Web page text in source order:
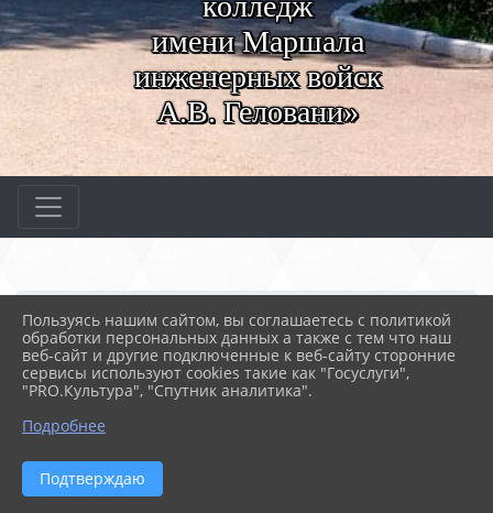
имени Маршала
инженерных войск
А.В. Геловани»
Главная МЕРОПРИЯТИЯ
Новости
Повар на войне - важне...
30.09.2021 16:58
ПОВАР НА ВОЙНЕ - ВАЖНЕЕ ГЕНЕРАЛА!
Пользуясь нашим сайтом, вы соглашаетесь с политикой
обработки персональных данных а также с тем что наш
веб-сайт и другие подключенные к веб-сайту сторонние
сервисы используют cookies такие как "Госуслуги",
"PRO.Культура", "Спутник аналитика".
Подробнее
Подтверждаю